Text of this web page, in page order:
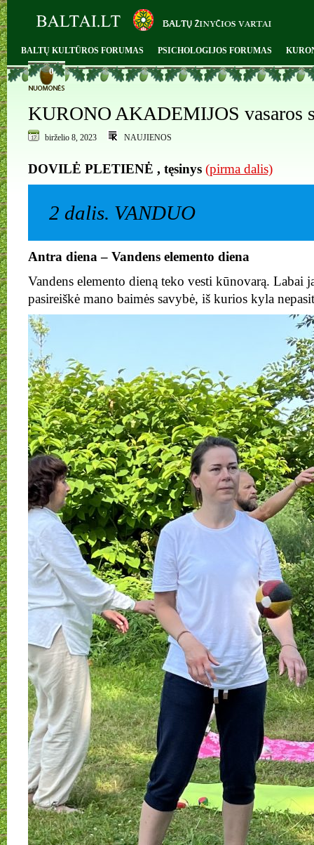
BALTŲ KULTŪROS FORUMAS PSICHOLOGIJOS FORUMAS
0
KURONO AKADEMIJOS vasaros
birželio 8, 2023 NAUJIENOS
DOVILĖ PLETIENĖ , tęsinys (pirma dalis)
2 dalis. VANDUO
Antra diena – Vandens elemento diena
Vandens elemento dieną teko vesti kūnovarą. Labai
pasireiškė mano baimės savybė, iš kurios kyla